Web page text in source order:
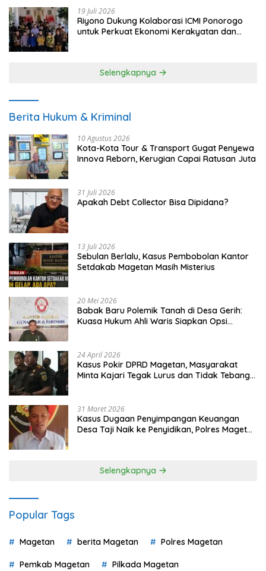
19 Juli 2026
Riyono Dukung Kolaborasi ICMI Ponorogo
untuk Perkuat Ekonomi Kerakyatan dan
Selengkapnya
Berita Hukum & Kriminal
10 Agustus 2026
Kota-Kota Tour & Transport Gugat Penyewa
Innova Reborn, Kerugian Capai Ratusan Juta
31 Juli 2026
Apakah Debt Collector Bisa Dipidana?
13 Juli 2026
Sebulan Berlalu, Kasus Pembobolan Kantor
Setdakab Magetan Masih Misterius
20 Mei 2026
Babak Baru Polemik Tanah di Desa Gerih:
Kuasa Hukum Ahli Waris Siapkan Opsi
24 April 2026
Kasus Pokir DPRD Magetan, Masyarakat
Minta Kajari Tegak Lurus dan Tidak Tebang
31 Maret 2026
Kasus Dugaan Penyimpangan Keuangan
Desa Taji Naik ke Penyidikan, Polres Magetan
Selengkapnya
Popular Tags
Magetan berita Magetan Polres Magetan
Pemkab Magetan Pilkada Magetan